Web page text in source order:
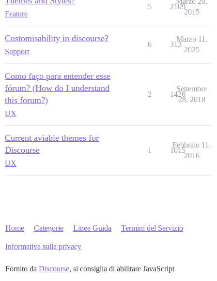
Feature
5 2109
2015
Customisability in discourse?
Support
6 313
Marzo 11,
2025
Como faço para entender esse
fórum? (How do I understand
this forum?)
UX
2 1426
Settembre
28, 2018
Current aviable themes for
Discourse
UX
1 1015
Febbraio 11,
2016
Home Categorie Linee Guida Termini del Servizio
Informativa sulla privacy
Fornito da Discourse, si consiglia di abilitare JavaScript